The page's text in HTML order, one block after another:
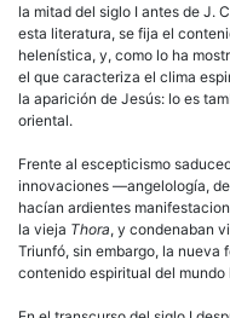
la mitad del siglo I antes de J.
esta literatura, se fija el
helenística, y, como lo ha
el que caracteriza el clima
la aparición de Jesús: lo es
oriental.
Frente al escepticismo
innovaciones —angelología,
hacían ardientes
la vieja Thora, y condenaban
Triunfó, sin embargo, la nueva
contenido espiritual del mundo